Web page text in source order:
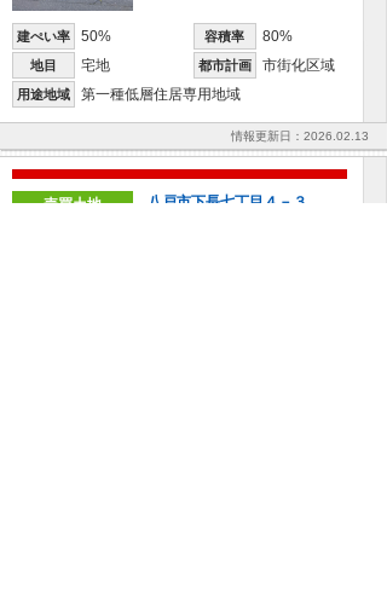
建ぺい率 50% 容積率 80%
地目 宅地 都市計画 市街化区域
用途地域 第一種低層住居専用地域
情報更新日：2026.02.13
売買土地 八戸市下長七丁目４－３